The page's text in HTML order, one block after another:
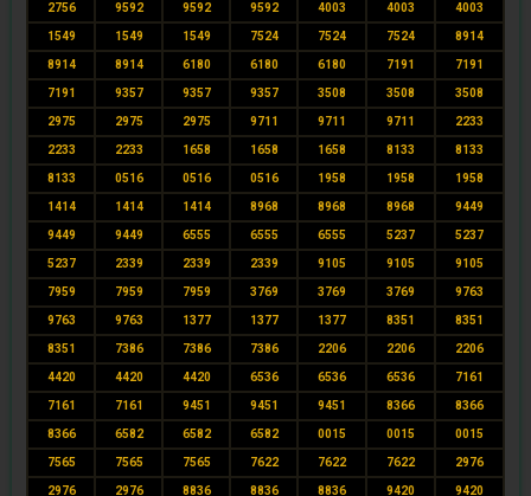
2756 9592 9592 9592 4003 4003 4003
1549 1549 1549 7524 7524 7524 8914
8914 8914 6180 6180 6180 7191 7191
7191 9357 9357 9357 3508 3508 3508
2975 2975 2975 9711 9711 9711 2233
2233 2233 1658 1658 1658 8133 8133
8133 0516 0516 0516 1958 1958 1958
1414 1414 1414 8968 8968 8968 9449
9449 9449 6555 6555 6555 5237 5237
5237 2339 2339 2339 9105 9105 9105
7959 7959 7959 3769 3769 3769 9763
9763 9763 1377 1377 1377 8351 8351
8351 7386 7386 7386 2206 2206 2206
4420 4420 4420 6536 6536 6536 7161
7161 7161 9451 9451 9451 8366 8366
8366 6582 6582 6582 0015 0015 0015
7565 7565 7565 7622 7622 7622 2976
2976 2976 8836 8836 8836 9420 9420